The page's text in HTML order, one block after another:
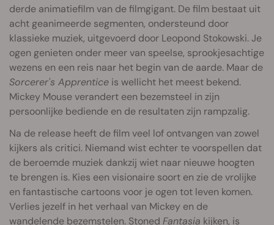
derde animatiefilm van de filmgigant. De film bestaat uit
acht geanimeerde segmenten, ondersteund door
klassieke muziek, uitgevoerd door Leopond Stokowski. Je
ogen genieten onder meer van speelse, sprookjesachtige
wezens en een reis naar het begin van de aarde. Maar de
Sorcerer's Apprentice is wellicht het meest bekend.
Mickey Mouse verandert een bezemsteel in zijn
persoonlijke bediende en de resultaten zijn rampzalig.
Na de release heeft de film veel lof ontvangen van zowel
kijkers als critici. Niemand wist echter te voorspellen dat
de beroemde muziek dankzij wiet naar nieuwe hoogten
te brengen is. Kies een visionaire soort en zie de vrolijke
en fantastische cartoons voor je ogen tot leven komen.
Verlies jezelf in het verhaal van Mickey en de
wandelende bezemstelen. Stoned Fantasia kijken, is